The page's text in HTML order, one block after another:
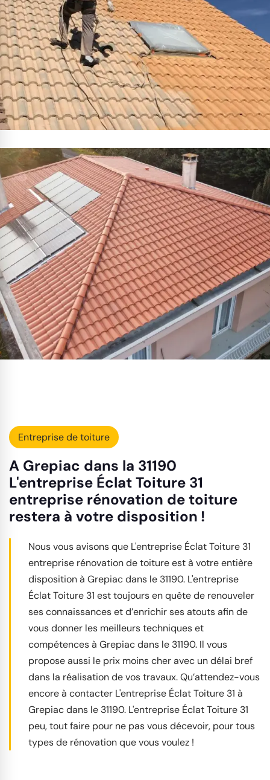
Entreprise de toiture
A Grepiac dans la 31190
L'entreprise Éclat Toiture 31
entreprise rénovation de toiture
restera à votre disposition !
Nous vous avisons que L'entreprise Éclat Toiture 31
entreprise rénovation de toiture est à votre entière
disposition à Grepiac dans le 31190. L'entreprise
Éclat Toiture 31 est toujours en quête de renouveler
ses connaissances et d’enrichir ses atouts afin de
vous donner les meilleurs techniques et
compétences à Grepiac dans le 31190. Il vous
propose aussi le prix moins cher avec un délai bref
dans la réalisation de vos travaux. Qu’attendez-vous
encore à contacter L'entreprise Éclat Toiture 31 à
Grepiac dans le 31190. L'entreprise Éclat Toiture 31
peu, tout faire pour ne pas vous décevoir, pour tous
types de rénovation que vous voulez !